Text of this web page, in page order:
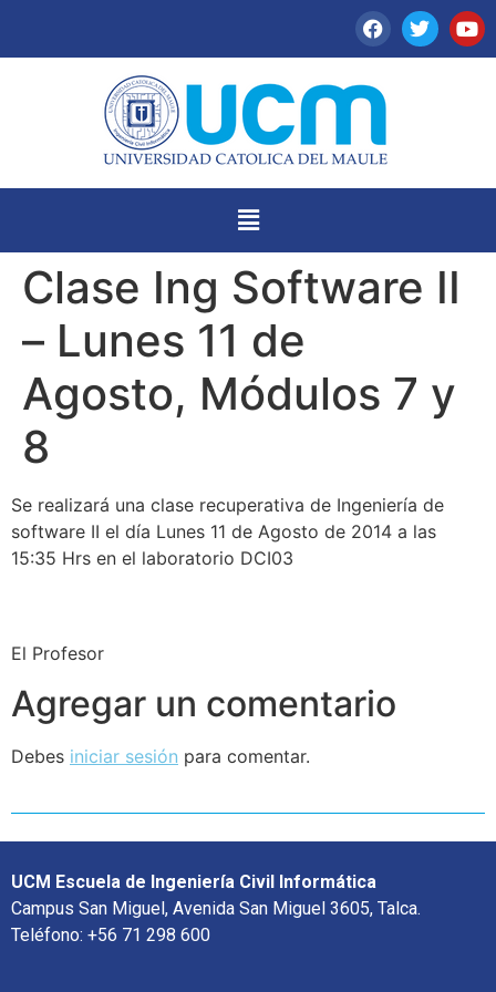
Clase Ing Software II
– Lunes 11 de
Agosto, Módulos 7 y
8
Se realizará una clase recuperativa de Ingeniería de
software II el día Lunes 11 de Agosto de 2014 a las
15:35 Hrs en el laboratorio DCI03
El Profesor
Agregar un comentario
Debes iniciar sesión para comentar.
UCM Escuela de Ingeniería Civil Informática
Campus San Miguel, Avenida San Miguel 3605, Talca.
Teléfono: +56 71 298 600